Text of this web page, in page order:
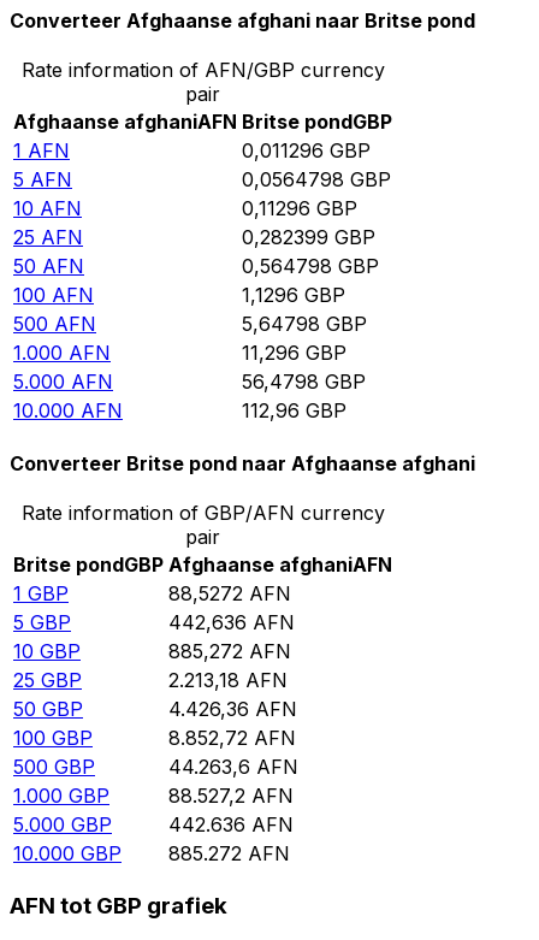
Converteer Afghaanse afghani naar Britse pond
Rate information of AFN/GBP currency
pair
Afghaanse afghaniAFN Britse pondGBP
1 AFN 0,011296 GBP
5 AFN 0,0564798 GBP
10 AFN 0,11296 GBP
25 AFN 0,282399 GBP
50 AFN 0,564798 GBP
100 AFN 1,1296 GBP
500 AFN 5,64798 GBP
1.000 AFN 11,296 GBP
5.000 AFN 56,4798 GBP
10.000 AFN 112,96 GBP
Converteer Britse pond naar Afghaanse afghani
Rate information of GBP/AFN currency
pair
Britse pondGBP Afghaanse afghaniAFN
1 GBP 88,5272 AFN
5 GBP 442,636 AFN
10 GBP 885,272 AFN
25 GBP 2.213,18 AFN
50 GBP 4.426,36 AFN
100 GBP 8.852,72 AFN
500 GBP 44.263,6 AFN
1.000 GBP 88.527,2 AFN
5.000 GBP 442.636 AFN
10.000 GBP 885.272 AFN
AFN tot GBP grafiek